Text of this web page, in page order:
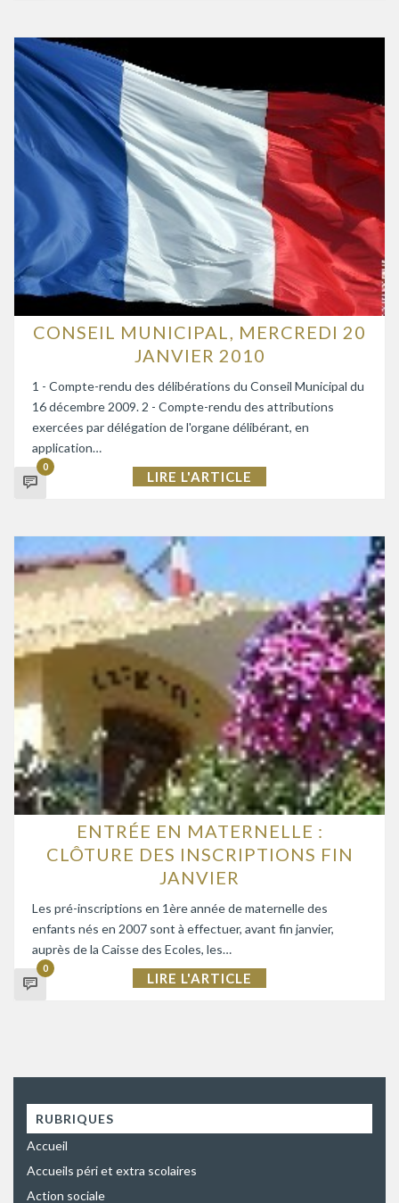
CONSEIL MUNICIPAL, MERCREDI 20
JANVIER 2010
1 - Compte-rendu des délibérations du Conseil Municipal du
16 décembre 2009. 2 - Compte-rendu des attributions
exercées par délégation de l'organe délibérant, en
application…
0
LIRE L'ARTICLE
ENTRÉE EN MATERNELLE :
CLÔTURE DES INSCRIPTIONS FIN
JANVIER
Les pré-inscriptions en 1ère année de maternelle des
enfants nés en 2007 sont à effectuer, avant fin janvier,
auprès de la Caisse des Ecoles, les…
0
LIRE L'ARTICLE
RUBRIQUES
Accueil
Accueils péri et extra scolaires
Action sociale